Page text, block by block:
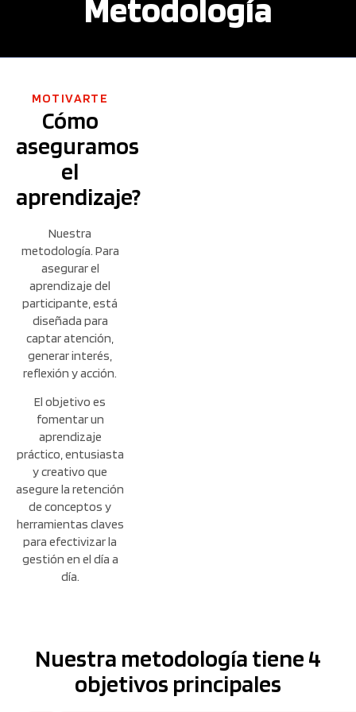
Metodología
MOTIVARTE
Cómo
aseguramos
el
aprendizaje?
Nuestra
metodología. Para
asegurar el
aprendizaje del
participante, está
diseñada para
captar atención,
generar interés,
reflexión y acción.
El objetivo es
fomentar un
aprendizaje
práctico, entusiasta
y creativo que
asegure la retención
de conceptos y
herramientas claves
para efectivizar la
gestión en el día a
día.
Nuestra metodología tiene 4
objetivos principales